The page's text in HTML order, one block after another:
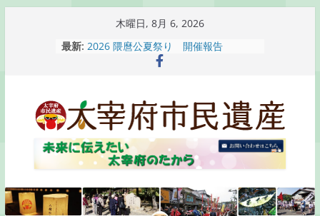
プ
木曜日, 8月 6, 2026
最新: 2026 隈麿公夏祭り 開催報告
通古賀歴史勉強会が開催されます
梅香苑夏まつり子どもみこし開催のお
知らせ
木うそ絵付け体験のお知らせ